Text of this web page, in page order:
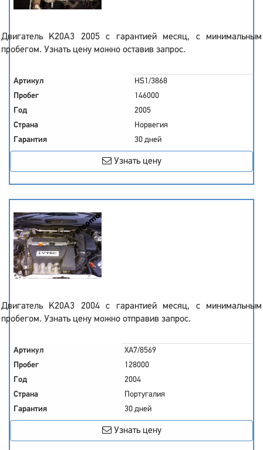
Двигатель K20A3 2005 с гарантией месяц, с минимальным
пробегом. Узнать цену можно оставив запрос.
Артикул
HS1/3868
Пробег
146000
Год
2005
Страна
Норвегия
Гарантия
30 дней
Узнать цену
Двигатель K20A3 2004 с гарантией месяц, с минимальным
пробегом. Узнать цену можно отправив запрос.
Артикул
XA7/8569
Пробег
128000
Год
2004
Страна
Португалия
Гарантия
30 дней
Узнать цену